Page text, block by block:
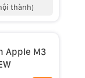
thành)
Apple M3